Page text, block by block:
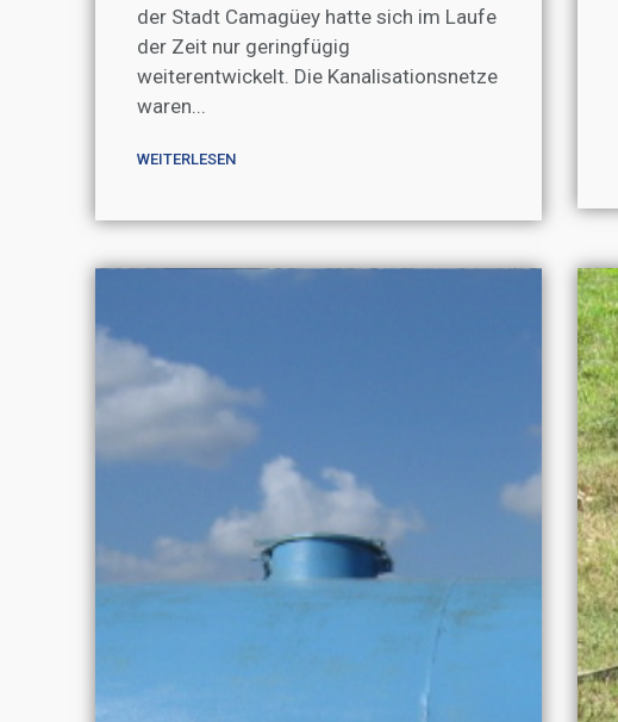
der Stadt Camagüey hatte sich im Laufe
der Zeit nur geringfügig
weiterentwickelt. Die Kanalisationsnetze
waren...
WEITERLESEN